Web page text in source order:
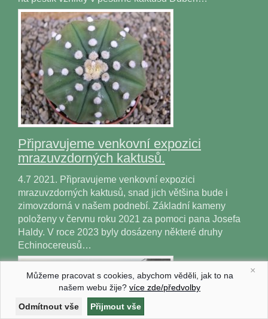
Připravujeme venkovní expozici
mrazuvzdorných kaktusů.
4.7 2021. Připravujeme venkovní expozici
mrazuvzdorných kaktusů, snad jich většina bude i
zimovzdorná v našem podnebí. Základní kameny
položeny v červnu roku 2021 za pomoci pana Josefa
Haldy. V roce 2023 byly dosázeny některé druhy
Echinocereusů…
×
Můžeme pracovat s cookies, abychom věděli, jak to na
našem webu žije? více zde/předvolby